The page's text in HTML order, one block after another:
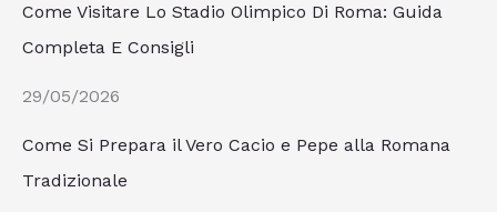
Come Visitare Lo Stadio Olimpico Di Roma: Guida
Completa E Consigli
29/05/2026
Come Si Prepara il Vero Cacio e Pepe alla Romana
Tradizionale